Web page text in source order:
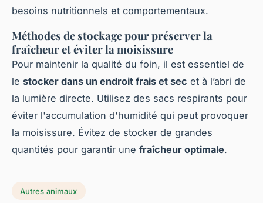
besoins nutritionnels et comportementaux.
Méthodes de stockage pour préserver la
fraîcheur et éviter la moisissure
Pour maintenir la qualité du foin, il est essentiel de
le stocker dans un endroit frais et sec et à l’abri de
la lumière directe. Utilisez des sacs respirants pour
éviter l'accumulation d'humidité qui peut provoquer
la moisissure. Évitez de stocker de grandes
quantités pour garantir une fraîcheur optimale.
Autres animaux